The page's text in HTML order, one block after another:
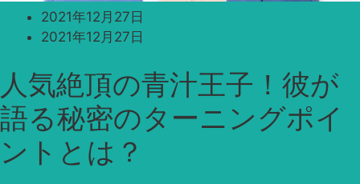
2021年12月27日
2021年12月27日
人気絶頂の青汁王子！彼が
語る秘密のターニングポイ
ントとは？